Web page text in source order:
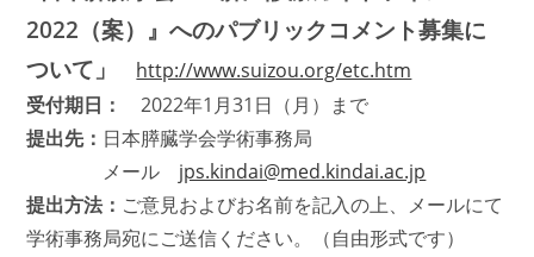
2022（案）』へのパブリックコメント募集に
ついて」
http://www.suizou.org/etc.htm
受付期日：
2022年1月31日（月）まで
提出先： 日本膵臓学会学術事務局
メール jps.kindai@med.kindai.ac.jp
提出方法： ご意見およびお名前を記入の上、メールにて
学術事務局宛にご送信ください。（自由形式です）